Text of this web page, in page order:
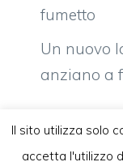
fumetto
Un nuovo
anziano a
Il sito utilizza solo
accetta l'utilizzo